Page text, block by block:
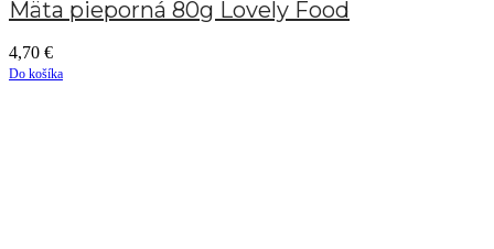
Mäta pieporná 80g Lovely Food
4,70 €
Do košíka